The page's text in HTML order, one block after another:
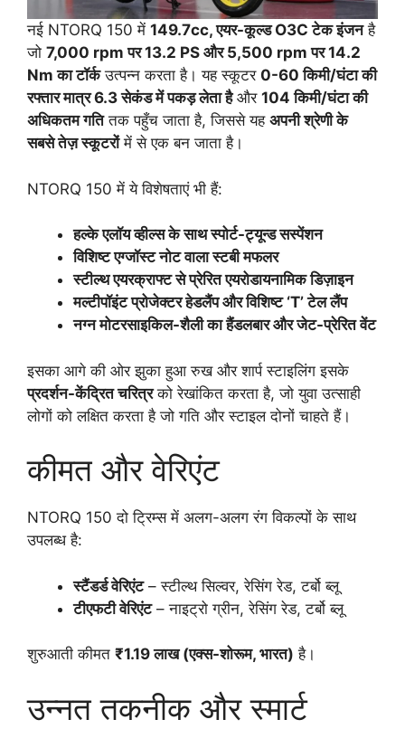
नई NTORQ 150 में 149.7cc, एयर-कूल्ड O3C टेक इंजनहै
जो 7,000 rpm पर 13.2 PS और 5,500 rpm पर 14.2
Nm का टॉर्कउत्पन्न करता है। यह स्कूटर 0-60 किमी/घंटा की
रफ्तार मात्र 6.3 सेकंड में पकड़ लेता हैऔर 104 किमी/घंटा की
अधिकतम गतितक पहुँच जाता है, जिससे यह अपनी श्रेणी के
सबसे तेज़ स्कूटरोंमें से एक बन जाता है।
NTORQ 150 में ये विशेषताएं भी हैं:
हल्के एलॉय व्हील्स के साथ स्पोर्ट-ट्यून्ड सस्पेंशन
विशिष्ट एग्जॉस्ट नोट वाला स्टबी मफलर
स्टील्थ एयरक्राफ्ट से प्रेरित एयरोडायनामिक डिज़ाइन
मल्टीपॉइंट प्रोजेक्टर हेडलैंप और विशिष्ट ‘T’ टेल लैंप
नग्न मोटरसाइकिल-शैली का हैंडलबार और जेट-प्रेरित वेंट
इसका आगे की ओर झुका हुआ रुख और शार्प स्टाइलिंग इसके
प्रदर्शन-केंद्रित चरित्रको रेखांकित करता है, जो युवा उत्साही
लोगों को लक्षित करता है जो गति और स्टाइल दोनों चाहते हैं।
कीमत और वेरिएंट
NTORQ 150 दो ट्रिम्स में अलग-अलग रंग विकल्पों के साथ
उपलब्ध है:
स्टैंडर्ड वेरिएंट– स्टील्थ सिल्वर, रेसिंग रेड, टर्बो ब्लू
टीएफटी वेरिएंट– नाइट्रो ग्रीन, रेसिंग रेड, टर्बो ब्लू
शुरुआती कीमत ₹1.19 लाख (एक्स-शोरूम, भारत) है।
उन्नत तकनीक और स्मार्ट